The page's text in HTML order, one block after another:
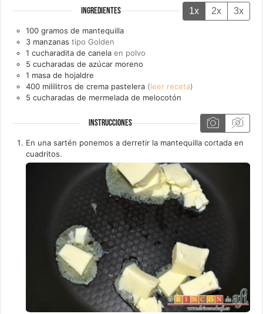
INGREDIENTES 1x 2x 3x
100 gramos de mantequilla
3 manzanas tipo Golden
1 cucharadita de canela en polvo
5 cucharadas de azúcar moreno
1 masa de hojaldre
400 mililitros de crema pastelera (leer receta)
5 cucharadas de mermelada de melocotón
INSTRUCCIONES
En una sartén ponemos a derretir la mantequilla cortada en
cuadritos.